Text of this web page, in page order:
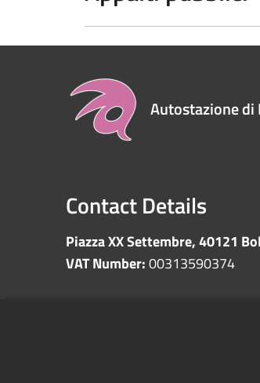
Autostazione di
Contact Details
Piazza XX Settembre, 40121
VAT Number:00313590374